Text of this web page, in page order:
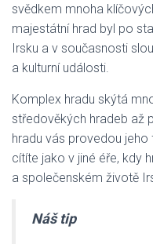
svědkem mnoha
majestátní hrad byl po
Irsku a v současnosti
a kulturní události.
Komplex hradu skýtá
středověkých hradeb až
hradu vás provedou
cítíte jako v jiné éře, kdy
a společenském životě
Náš tip